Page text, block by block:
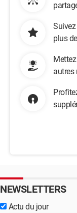
plus
autres
NEWSLETTERS
Actu du jour